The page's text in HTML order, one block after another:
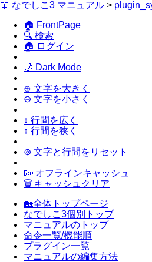
📖 なでしこ3 マニュアル >
🏠 FrontPage
🔍 検索
🏠 ログイン
🌙 Dark Mode
⊕ 文字を大きく
⊖ 文字を小さく
↕ 行間を広く
↕ 行間を狭く
⊚ 文字と行間をリセット
📴 オフラインキャッシュ
🗑 キャッシュクリア
🏡全体トップページ
なでしこ3個別トップ
マニュアルのトップ
命令一覧/機能順
プラグイン一覧
マニュアルの編集方法